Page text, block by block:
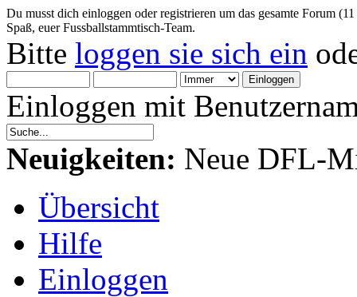
Du musst dich einloggen oder registrieren um das gesamte Forum
Spaß, euer Fussballstammtisch-Team.
Bitte loggen sie sich ein
Einloggen mit
Neuigkeiten: Neue DFL-
Übersicht
Hilfe
Einloggen